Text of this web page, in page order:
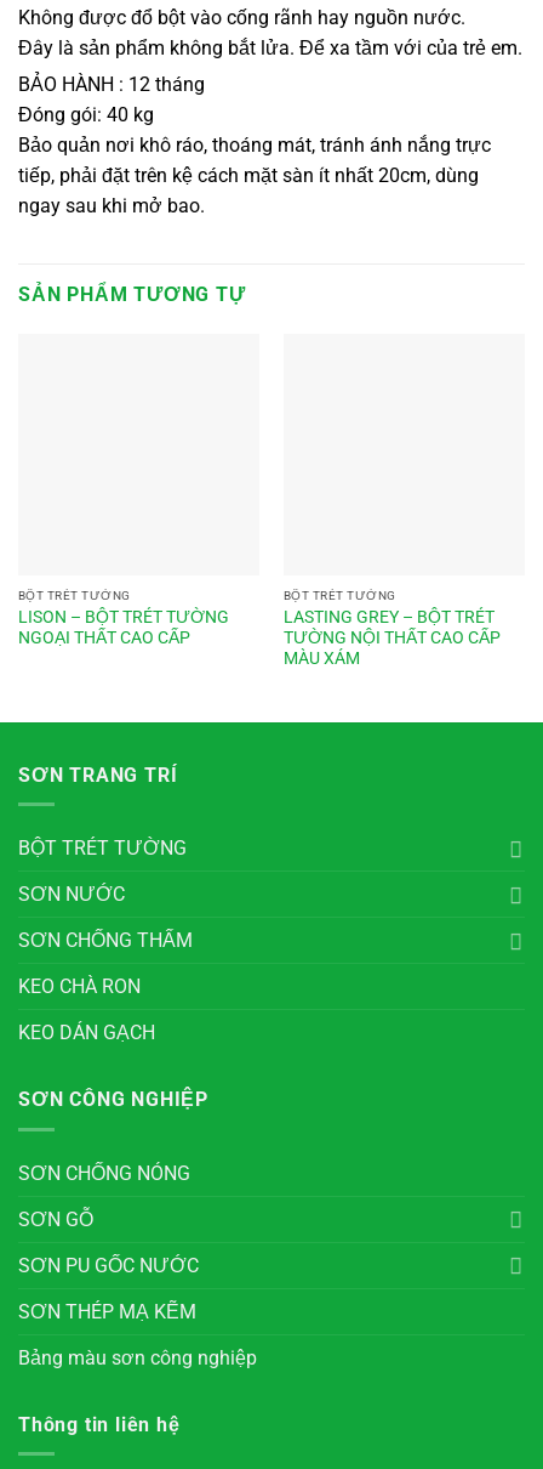
Không được đổ bột vào cống rãnh hay nguồn nước.
Đây là sản phẩm không bắt lửa. Để xa tầm với của trẻ em.
BẢO HÀNH : 12 tháng
Đóng gói: 40 kg
Bảo quản nơi khô ráo, thoáng mát, tránh ánh nắng trực
tiếp, phải đặt trên kệ cách mặt sàn ít nhất 20cm, dùng
ngay sau khi mở bao.
SẢN PHẨM TƯƠNG TỰ
BỘT TRÉT TƯỜNG
LISON – BỘT TRÉT TƯỜNG
NGOẠI THẤT CAO CẤP
BỘT TRÉT TƯỜNG
LASTING GREY – BỘT TRÉT
TƯỜNG NỘI THẤT CAO CẤP
MÀU XÁM
SƠN TRANG TRÍ
BỘT TRÉT TƯỜNG
SƠN NƯỚC
SƠN CHỐNG THẤM
KEO CHÀ RON
KEO DÁN GẠCH
SƠN CÔNG NGHIỆP
SƠN CHỐNG NÓNG
SƠN GỖ
SƠN PU GỐC NƯỚC
SƠN THÉP MẠ KẼM
Bảng màu sơn công nghiệp
Thông tin liên hệ